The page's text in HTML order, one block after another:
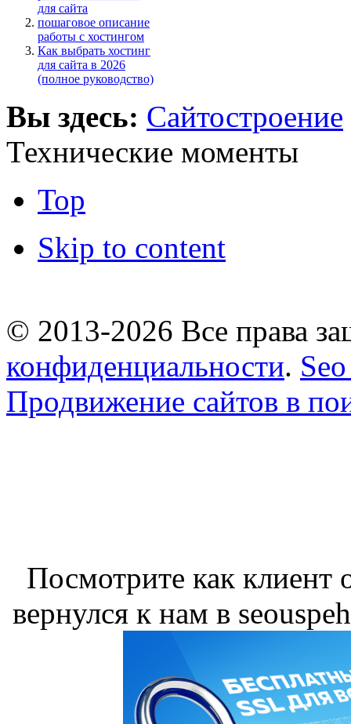
для сайта
пошаговое описание
работы с хостингом
Как выбрать хостинг
для сайта в 2026
(полное руководство)
Вы здесь: Сайтостроение
Технические моменты
Top
Skip to content
© 2013-2026 Все права
конфиденциальности.
Продвижение сайтов в
Посмотрите как клиент
вернулся к нам в